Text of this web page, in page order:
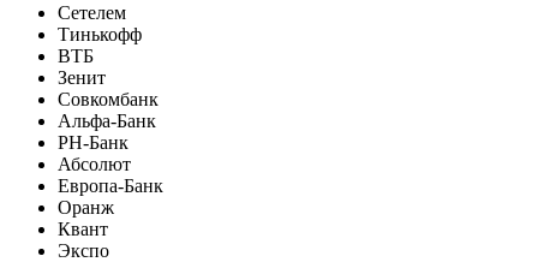
Сетелем
Тинькофф
ВТБ
Зенит
Совкомбанк
Альфа-Банк
РН-Банк
Абсолют
Европа-Банк
Оранж
Квант
Экспо